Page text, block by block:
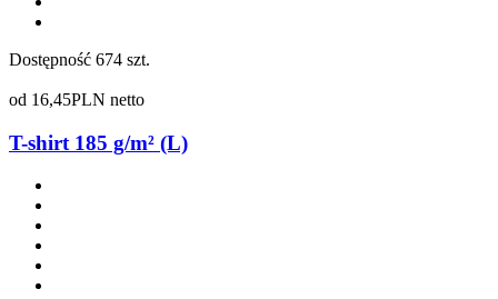
Dostępność 674 szt.
od 16,45PLN netto
T-shirt 185 g/m² (L)